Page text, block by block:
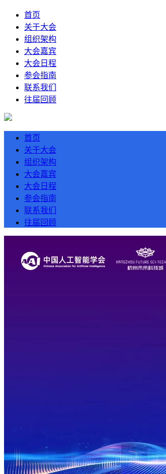
首页
关于大会
组织架构
大会嘉宾
大会日程
参会指南
联系我们
往届回顾
首页
关于大会
组织架构
大会嘉宾
大会日程
参会指南
联系我们
往届回顾